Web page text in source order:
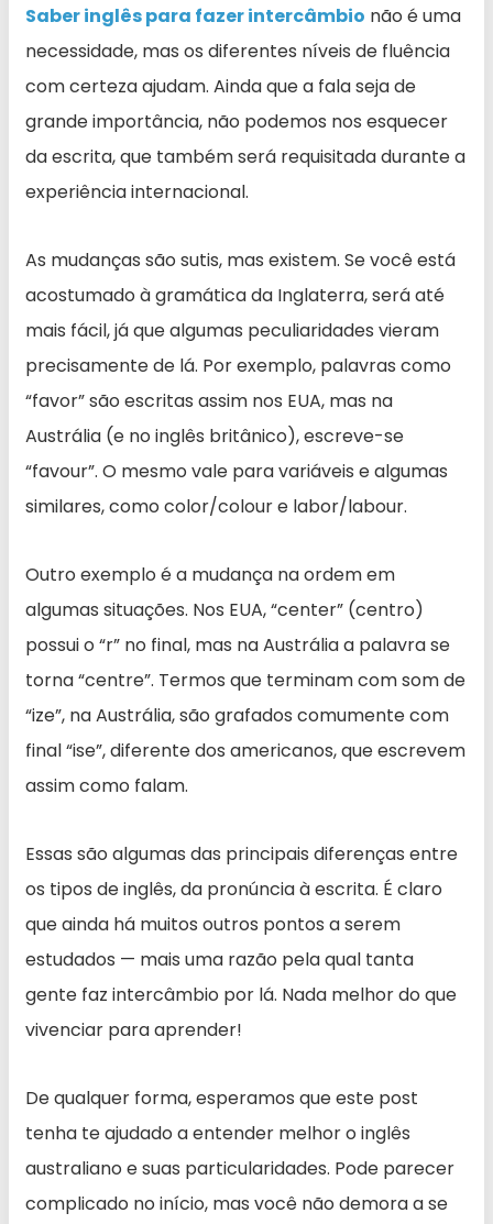
Saber inglês para fazer intercâmbio não é uma
necessidade, mas os diferentes níveis de fluência
com certeza ajudam. Ainda que a fala seja de
grande importância, não podemos nos esquecer
da escrita, que também será requisitada durante a
experiência internacional.
As mudanças são sutis, mas existem. Se você está
acostumado à gramática da Inglaterra, será até
mais fácil, já que algumas peculiaridades vieram
precisamente de lá. Por exemplo, palavras como
“favor” são escritas assim nos EUA, mas na
Austrália (e no inglês britânico), escreve-se
“favour”. O mesmo vale para variáveis e algumas
similares, como color/colour e labor/labour.
Outro exemplo é a mudança na ordem em
algumas situações. Nos EUA, “center” (centro)
possui o “r” no final, mas na Austrália a palavra se
torna “centre”. Termos que terminam com som de
“ize”, na Austrália, são grafados comumente com
final “ise”, diferente dos americanos, que escrevem
assim como falam.
Essas são algumas das principais diferenças entre
os tipos de inglês, da pronúncia à escrita. É claro
que ainda há muitos outros pontos a serem
estudados — mais uma razão pela qual tanta
gente faz intercâmbio por lá. Nada melhor do que
vivenciar para aprender!
De qualquer forma, esperamos que este post
tenha te ajudado a entender melhor o inglês
australiano e suas particularidades. Pode parecer
complicado no início, mas você não demora a se